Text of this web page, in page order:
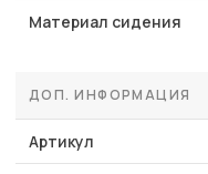
Материал сидения
ДОП. ИНФОРМАЦИЯ
Артикул